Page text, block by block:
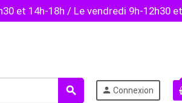
et 14h-18h / Le vendredi 9h-12h30
search person Connexion